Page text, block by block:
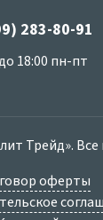
283-80-91
18:00 пн-пт
Трейд».
оферты